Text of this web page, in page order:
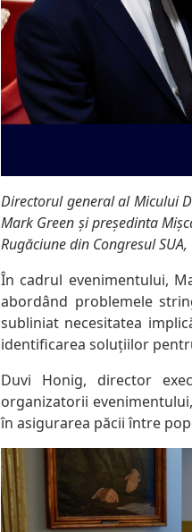
Directorul general al Micului
Mark Green și președinta
Rugăciune din Congresul
În cadrul evenimentului,
abordând problemele
subliniat necesitatea
identificarea soluțiilor
Duvi Honig, director
organizatorii
în asigurarea păcii între